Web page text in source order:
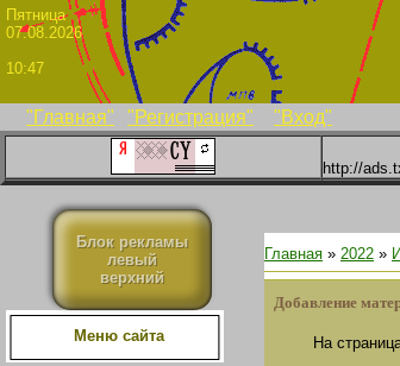
"Главная" "Регистрация" "Вход"
07.08.2026
10:47
http://
Блок рекламы
левый
верхний
Меню сайта
Главная » 2022 »
Добавление
На